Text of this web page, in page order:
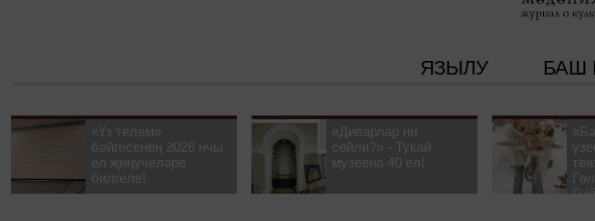
ЯЗЫЛУ БАШ
«Үз телем»
бәйгесенең 2026 нчы
ел җиңүчеләре
билгеле!
«Диварлар ни
сөйли?» - Тукай
музеена 40 ел!